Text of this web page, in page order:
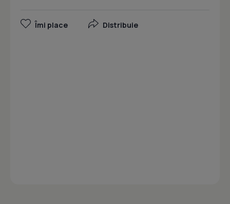
Îmi place Distribuie